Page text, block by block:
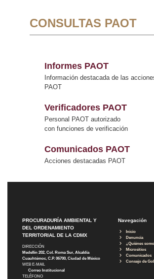
CONSULTAS PAOT
Informes PAOT
Información destacada de las
PAOT
Verificadores PAOT
Personal PAOT autorizado
con funciones de verificación
Comunicados PAOT
Acciones destacadas PAOT
PROCURADURÍA AMBIENTAL Y
DEL ORDENAMIENTO
TERRITORIAL DE LA CDMX
DIRECCIÓN
Medellín 202, Col. Roma Sur, Alcaldía
Cuauhtémoc, C.P. 06700, Ciudad de México
WEB E-MAIL
Correo Institucional
TELÉFONO
Navegación
Inicio
Denuncia
¿Quiénes
Micrositios
Comunicados
Consejo de